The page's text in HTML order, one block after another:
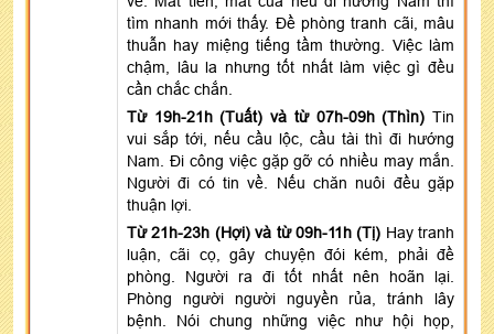
tìm nhanh mới thấy. Đề phòng tranh cãi, mâu
thuẫn hay miệng tiếng tầm thường. Việc làm
chậm, lâu la nhưng tốt nhất làm việc gì đều
cần chắc chắn.
Từ 19h-21h (Tuất) và từ 07h-09h (Thìn) Tin
vui sắp tới, nếu cầu lộc, cầu tài thì đi hướng
Nam. Đi công việc gặp gỡ có nhiều may mắn.
Người đi có tin về. Nếu chăn nuôi đều gặp
thuận lợi.
Từ 21h-23h (Hợi) và từ 09h-11h (Tị) Hay tranh
luận, cãi cọ, gây chuyện đói kém, phải đề
phòng. Người ra đi tốt nhất nên hoãn lại.
Phòng người người nguyền rủa, tránh lây
bệnh. Nói chung những việc như hội họp,